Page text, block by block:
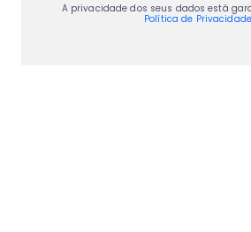
A privacidade dos seus dados está
Política de Privacidade